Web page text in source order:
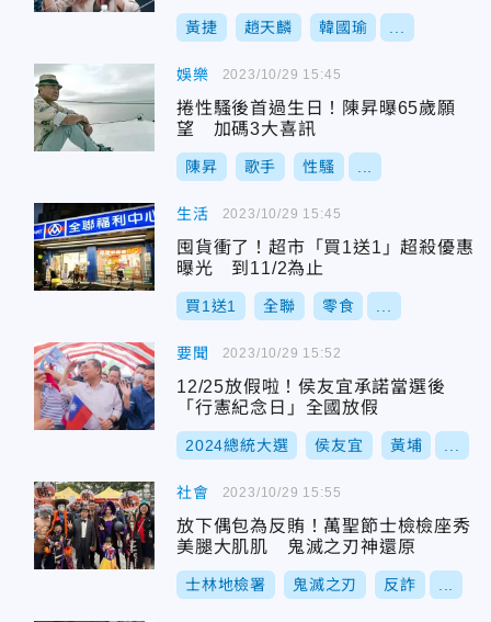
賴臉
黃捷 趙天麟 韓國瑜
娛樂
捲性騷後首過生日！陳昇曝65歲願
望 加碼3大喜訊
陳昇 歌手 性騷
2023/10/29 15:45
生活
囤貨衝了！超市「買1送1」超殺優惠
曝光 到11/2為止
買1送1 全聯 零食
2023/10/29 15:45
要聞
12/25放假啦！侯友宜承諾當選後
「行憲紀念日」全國放假
2024總統大選 侯友宜 黃埔
2023/10/29 15:52
社會
放下偶包為反賄！萬聖節士檢檢座秀
美腿大肌肌 鬼滅之刃神還原
士林地檢署 鬼滅之刃 反詐
2023/10/29 15:55